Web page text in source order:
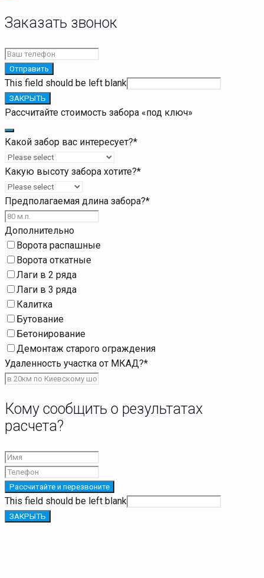
Заказать звонок
Отправить
This field should be left blank
ЗАКРЫТЬ
Рассчитайте стоимость забора «под ключ»
Какой забор вас интересует?*
Какую высоту забора хотите?*
Предполагаемая длина забора?*
Дополнительно
Ворота распашные
Ворота откатные
Лаги в 2 ряда
Лаги в 3 ряда
Калитка
Бутование
Бетонирование
Демонтаж старого ограждения
Удаленность участка от МКАД?*
Кому сообщить о результатах
расчета?
Рассчитайте и перезвоните
This field should be left blank
ЗАКРЫТЬ